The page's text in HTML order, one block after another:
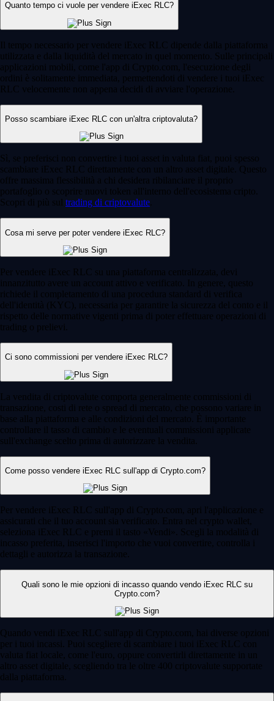
Quanto tempo ci vuole per vendere iExec RLC?
Il tempo necessario per vendere iExec RLC dipende dalla piattaforma
utilizzata e dalla liquidità del mercato in quel momento. Sulle principali
applicazioni mobili, come l'app di Crypto.com, l'esecuzione degli
ordini è solitamente immediata, permettendoti di vendere i tuoi iExec
RLC velocemente non appena decidi di avviare l'operazione.
Posso scambiare iExec RLC con un'altra criptovaluta?
Sì, se preferisci non convertire i tuoi asset in valuta fiat, puoi spesso
scambiare iExec RLC direttamente con un altro asset digitale. Questo
offre massima flessibilità a chi desidera ribilanciare il proprio
portafoglio o scoprire nuovi token all'interno dell'ecosistema cripto.
Scopri di più sul trading di criptovalute
Cosa mi serve per poter vendere iExec RLC?
Per vendere iExec RLC su una piattaforma centralizzata, devi
innanzitutto avere un account attivo e verificato. In genere, questo
richiede il completamento di una procedura standard di verifica
dell'identità (KYC), necessaria per garantire la sicurezza del conto e il
rispetto delle normative vigenti prima di poter effettuare operazioni di
trading o prelievi.
Ci sono commissioni per vendere iExec RLC?
La vendita di criptovalute comporta generalmente commissioni di
transazione, costi di rete o spread di mercato, che possono variare in
base alla piattaforma e alle condizioni del mercato. È importante
controllare il tasso di cambio e le eventuali commissioni applicate
sull'exchange scelto prima di autorizzare la vendita.
Come posso vendere iExec RLC sull'app di Crypto.com?
Per vendere iExec RLC sull'app di Crypto.com, apri l'applicazione e
assicurati che il tuo account sia verificato. Entra nel crypto wallet,
seleziona iExec RLC e premi il tasto «Vendi». Scegli la modalità di
incasso preferita, inserisci l'importo che vuoi convertire, controlla i
dettagli e autorizza la transazione.
Quali sono le mie opzioni di incasso quando vendo iExec RLC su
Crypto.com?
Quando vendi iExec RLC sull'app di Crypto.com, hai diverse opzioni
per i tuoi incassi. Puoi scegliere di scambiare i tuoi iExec RLC con
valuta fiat locale, come l'euro, oppure convertirli direttamente in un
altro asset digitale, scegliendo tra le oltre 400 criptovalute supportate
dalla piattaforma.